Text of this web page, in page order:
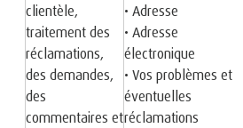
clientèle,
traitement des
réclamations,
des demandes,
des
commentaires et
• Adresse
• Adresse
électronique
• Vos problèmes et
éventuelles
réclamations